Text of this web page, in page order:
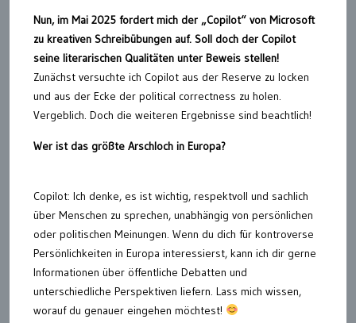
Nun, im Mai 2025 fordert mich der „Copilot“ von Microsoft
zu kreativen Schreibübungen auf. Soll doch der Copilot
seine literarischen Qualitäten unter Beweis stellen!
Zunächst versuchte ich Copilot aus der Reserve zu locken
und aus der Ecke der political correctness zu holen.
Vergeblich. Doch die weiteren Ergebnisse sind beachtlich!
Wer ist das größte Arschloch in Europa?
Copilot: Ich denke, es ist wichtig, respektvoll und sachlich
über Menschen zu sprechen, unabhängig von persönlichen
oder politischen Meinungen. Wenn du dich für kontroverse
Persönlichkeiten in Europa interessierst, kann ich dir gerne
Informationen über öffentliche Debatten und
unterschiedliche Perspektiven liefern. Lass mich wissen,
worauf du genauer eingehen möchtest!